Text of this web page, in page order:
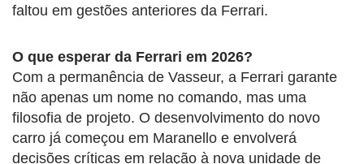
faltou em gestões anteriores da Ferrari.
O que esperar da Ferrari em 2026?
Com a permanência de Vasseur, a Ferrari garante
não apenas um nome no comando, mas uma
filosofia de projeto. O desenvolvimento do novo
carro já começou em Maranello e envolverá
decisões críticas em relação à nova unidade de